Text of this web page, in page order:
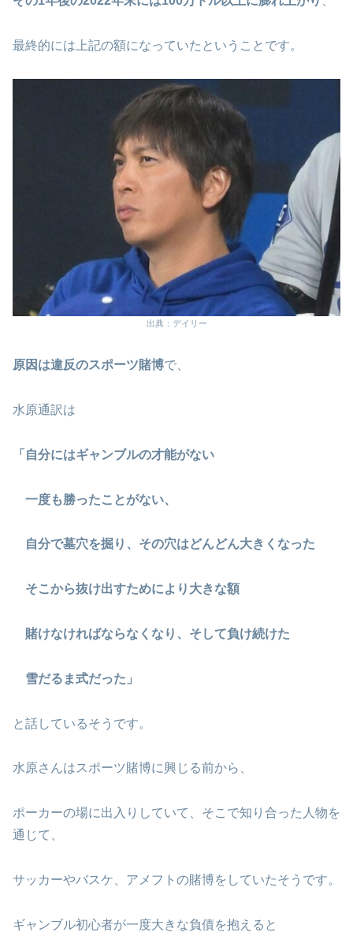
最終的には上記の額になっていたということです。
出典：デイリー
原因は違反のスポーツ賭博で、
水原通訳は
「自分にはギャンブルの才能がない
一度も勝ったことがない、
自分で墓穴を掘り、その穴はどんどん大きくなった
そこから抜け出すためにより大きな額
賭けなければならなくなり、そして負け続けた
雪だるま式だった」
と話しているそうです。
水原さんはスポーツ賭博に興じる前から、
ポーカーの場に出入りしていて、そこで知り合った人物を
通じて、
サッカーやバスケ、アメフトの賭博をしていたそうです。
ギャンブル初心者が一度大きな負債を抱えると